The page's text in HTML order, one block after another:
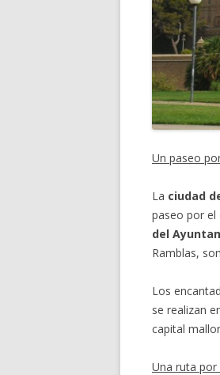
Un paseo
La ciudad
paseo por el
del
Ramblas,
Los
se realizan
capital
Una ruta